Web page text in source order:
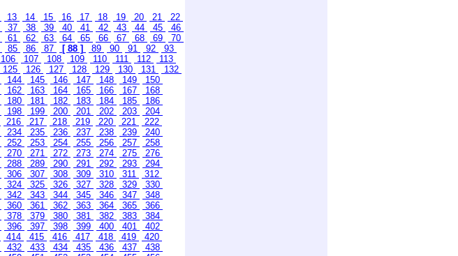
13 14 15 16 17 18 19 20 21
22
37 38 39 40 41 42 43 44 45
46
61 62 63 64 65 66 67 68 69
70
85 86 87 [ 88 ] 89 90 91 92
93
106 107 108 109 110 111 112
113
125 126 127 128 129 130 131
132
144 145 146 147 148 149
150
162 163 164 165 166 167
168
180 181 182 183 184 185
186
198 199 200 201 202 203
204
216 217 218 219 220 221
222
234 235 236 237 238 239
240
252 253 254 255 256 257
258
270 271 272 273 274 275
276
288 289 290 291 292 293
294
306 307 308 309 310 311
312
324 325 326 327 328 329
330
342 343 344 345 346 347
348
360 361 362 363 364 365
366
378 379 380 381 382 383
384
396 397 398 399 400 401
402
414 415 416 417 418 419
420
432 433 434 435 436 437
438